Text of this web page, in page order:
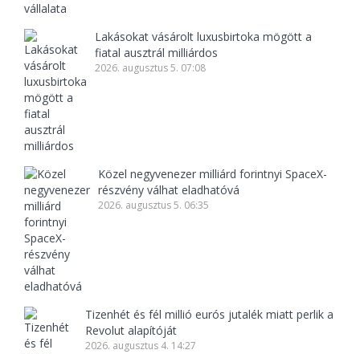
Lakásokat vásárolt luxusbirtoka mögött a
fiatal ausztrál milliárdos
2026. augusztus 5. 07:08
Közel negyvenezer milliárd forintnyi SpaceX-
részvény válhat eladhatóvá
2026. augusztus 5. 06:35
Tizenhét és fél millió eurós jutalék miatt perlik a
Revolut alapítóját
2026. augusztus 4. 14:27